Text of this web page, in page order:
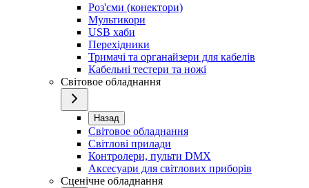
Роз'єми (конектори)
Мультикори
USB хаби
Перехідники
Тримачі та органайзери для кабелів
Кабельні тестери та ножі
Світовое обладнання
Назад
Світовое обладнання
Світлові прилади
Контролери, пульти DMX
Аксесуари для світлових приборів
Сценічне обладнання